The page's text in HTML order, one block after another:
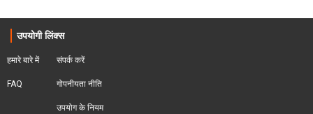
उपयोगी लिंक्स
हमारे बारे में
FAQ
संपर्क करें
गोपनीयता नीति
उपयोग के नियम